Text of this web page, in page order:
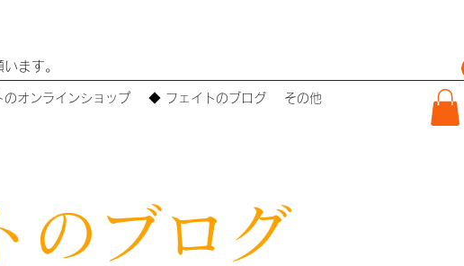
ます。
オンラインショップ ◆ フェイトのブログ その他
のブログ